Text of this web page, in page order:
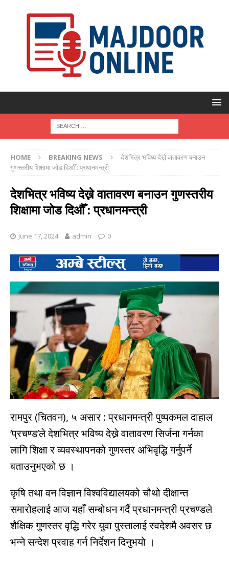
HOME BREAKING NEWS
देशभित्र भविष्य देख्ने वातावरण बनाउन
गुणस्तरीय शिक्षामा जोड दिऔँ : प्रधानमन्त्री
देशभित्र भविष्य देख्ने वातावरण बनाउन गुणस्तरीय
शिक्षामा जोड दिऔँ : प्रधानमन्त्री
June 17, 2024 admin 0
रामपुर (चितवन), ५ असार : प्रधानमन्त्री पुष्पकमल दाहाल
‘प्रचण्ड’ले देशभित्र भविष्य देख्ने वातावरण सिर्जना गर्नका
लागि शिक्षा र व्यवस्थापनको गुणस्तर अभिवृद्धि गर्नुपर्ने
बताउनुभएको छ ।
कृषि तथा वन विज्ञान विश्वविद्यालयको चौथो दीक्षान्त
समारोहलाई आज यहाँ सम्बोधन गर्दै प्रधानमन्त्री प्रचण्डले
शैक्षिक गुणस्तर वृद्धि गरेर युवा पुस्तालाई स्वदेशमै अवसर छ
भन्ने सन्देश प्रवाह गर्न निर्देशन दिनुभयो ।